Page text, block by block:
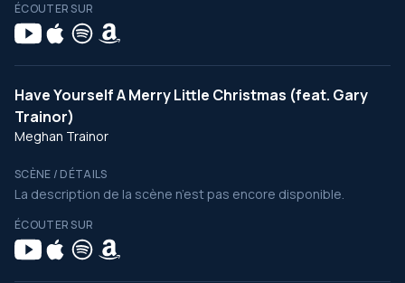
ÉCOUTER SUR
Have Yourself A Merry Little Christmas (feat. Gary
Trainor)
Meghan Trainor
SCÈNE / DÉTAILS
La description de la scène n’est pas encore disponible.
ÉCOUTER SUR